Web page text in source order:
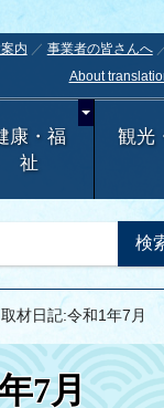
内 事業者の皆さんへ
About
康・福
祉
観光
材日記:令和1年7月
7月